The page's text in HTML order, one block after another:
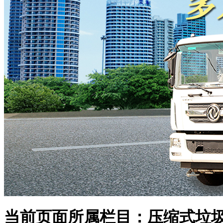
当前页面所属栏目：压缩式垃